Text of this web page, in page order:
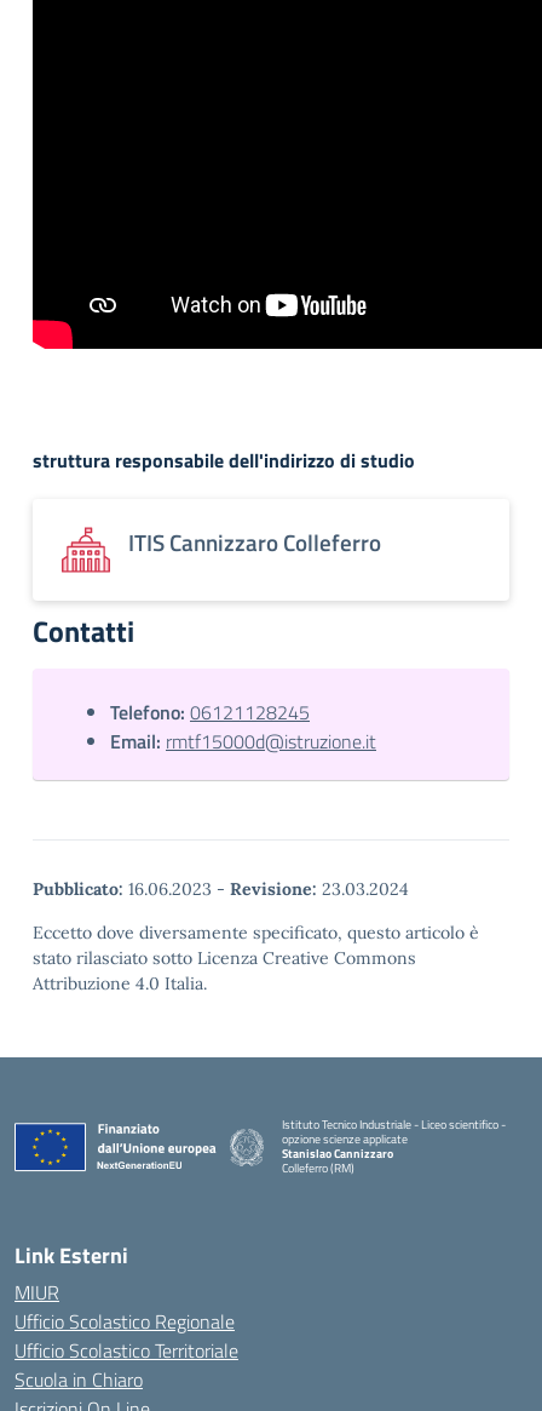
struttura responsabile dell'indirizzo di studio
ITIS Cannizzaro Colleferro
Contatti
Telefono: 06121128245
Email: rmtf15000d@istruzione.it
Pubblicato: 16.06.2023 - Revisione: 23.03.2024
Eccetto dove diversamente specificato, questo articolo è
stato rilasciato sotto Licenza Creative Commons
Attribuzione 4.0 Italia.
Istituto Tecnico Industriale - Liceo scientifico -
opzione scienze applicate
Stanislao Cannizzaro
Colleferro (RM)
Link Esterni
MIUR
Ufficio Scolastico Regionale
Ufficio Scolastico Territoriale
Scuola in Chiaro